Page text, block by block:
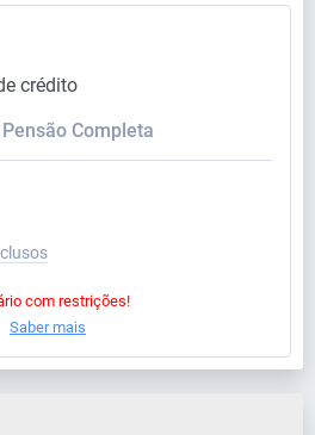
crédito
Pensão Completa
com restrições!
Saber mais